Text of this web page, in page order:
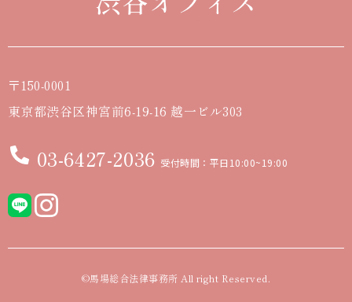
〒150-0001
東京都渋谷区神宮前6-19-16 越一ビル303
03-6427-2036 受付時間：平日10:00~19:00
©馬場総合法律事務所 All right Reserved.